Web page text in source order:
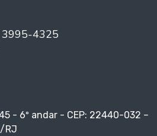
4325
- 6º andar - CEP: 22440-032 –
RJ